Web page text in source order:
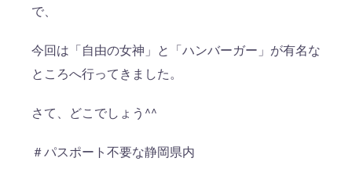
で、
今回は「自由の女神」と「ハンバーガー」が有名な
ところへ行ってきました。
さて、どこでしょう^^
＃パスポート不要な静岡県内